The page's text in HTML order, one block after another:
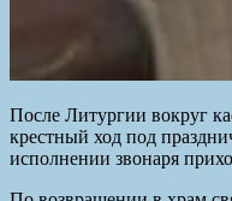
После Литургии вокруг
крестный ход под
исполнении звонаря